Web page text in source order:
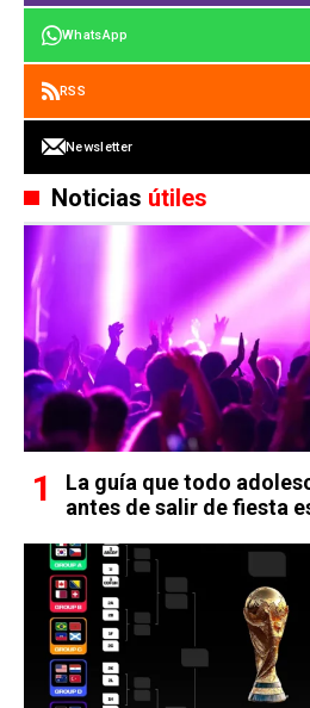
WhatsApp
RSS
Newsletter
Noticias útiles
La guía que todo
antes de salir de fiesta